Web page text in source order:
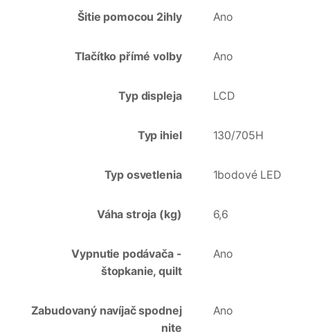
Šitie pomocou 2ihly Ano
Tlačítko přímé volby Ano
Typ displeja LCD
Typ ihiel 130/705H
Typ osvetlenia 1bodové LED
Váha stroja (kg) 6,6
Vypnutie podávača -
štopkanie, quilt
Ano
Zabudovaný navíjač spodnej
nite
Ano